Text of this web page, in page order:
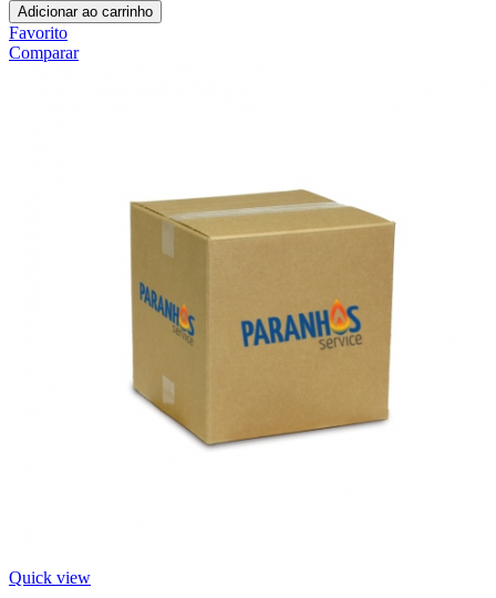
Adicionar ao carrinho
Favorito
Comparar
Quick view